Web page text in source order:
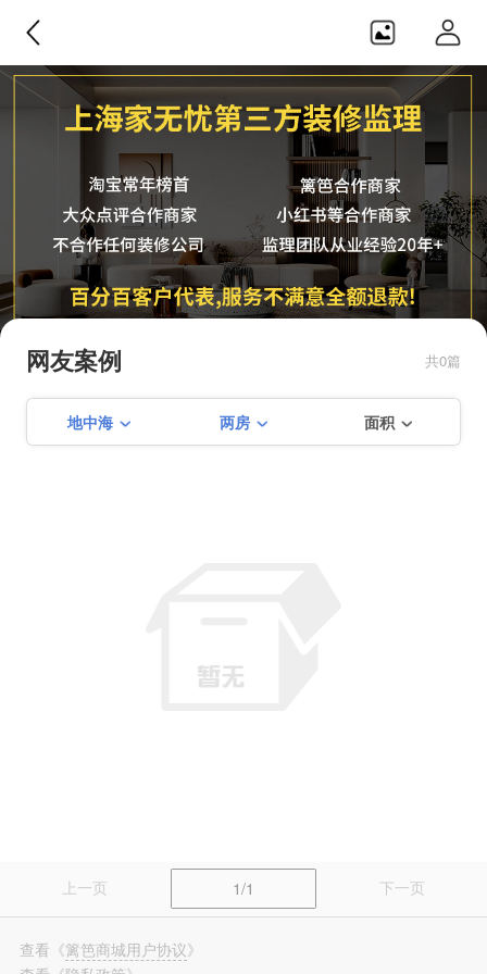
纯正第三方，不合作任何装修公
不满意可全额退款！！
网友案例 共0篇
地中海 两房 面积
上一页 1/1 下一页
查看 《篱笆商城用户协议》